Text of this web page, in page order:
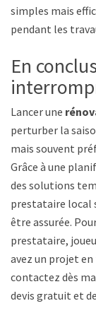
simples mais
pendant les
En
Lancer une
perturber la
mais souvent
Grâce à une
des solutions
prestataire local
être assurée.
prestataire,
avez un projet en
contactez dès
devis gratuit et